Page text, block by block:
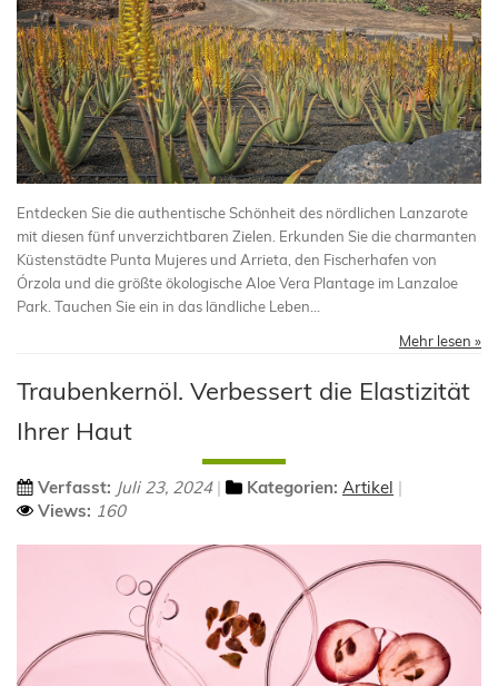
Entdecken Sie die authentische Schönheit des nördlichen Lanzarote
mit diesen fünf unverzichtbaren Zielen. Erkunden Sie die charmanten
Küstenstädte Punta Mujeres und Arrieta, den Fischerhafen von
Órzola und die größte ökologische Aloe Vera Plantage im Lanzaloe
Park. Tauchen Sie ein in das ländliche Leben...
Mehr lesen »
Traubenkernöl. Verbessert die Elastizität
Ihrer Haut
Verfasst: Juli 23, 2024 Kategorien: Artikel
Views: 160